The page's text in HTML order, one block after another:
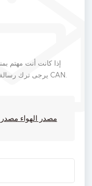
إذا كانت أنت مهتم
يرجى ترك رسالة هنا، وسوف نقوم بالرد عليك حالما نحن CAN.
مصدر الهواء مصدر